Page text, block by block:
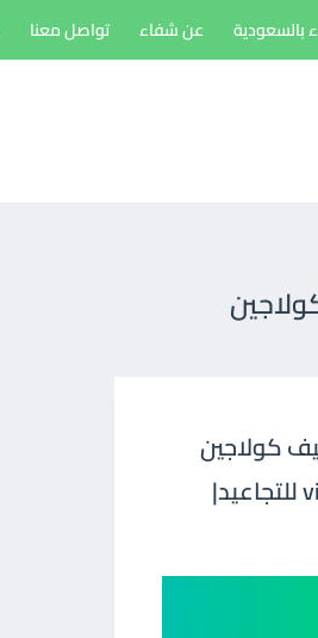
بالسعودية عن شفاء تواصل معنا
كولاجين
vichy liftactiv collagen للتجاعيد|